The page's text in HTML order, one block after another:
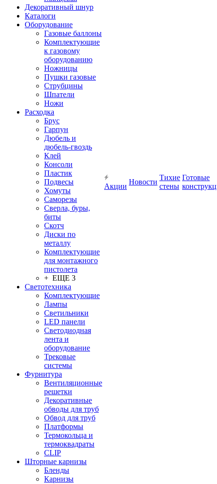
Декоративный шнур
Каталоги
Оборудование
Газовые баллоны
Комплектующие
к газовому
оборудованию
Ножницы
Пушки газовые
Струбцины
Шпатели
Ножи
Расходка
Брус
Гарпун
Дюбель и
дюбель-гвоздь
Клей
Консоли
Пластик
Подвесы
Хомуты
Саморезы
Сверла, буры,
биты
Скотч
Диски по
металлу
Комплектующие
для монтажного
пистолета
+ ЕЩЕ 3
Светотехника
Комплектующие
Лампы
Светильники
LED панели
Светодиодная
лента и
оборудование
Трековые
системы
Фурнитура
Вентиляционные
решетки
Декоративные
обводы для труб
Обвод для труб
Платформы
Термокольца и
термоквадраты
CLIP
Шторные карнизы
Бленды
Карнизы
Акции
Новости
Тихие
стены
Готовые